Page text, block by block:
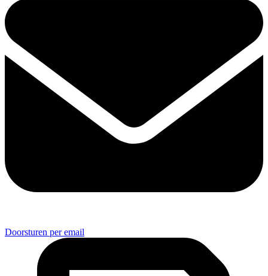
Doorsturen per email